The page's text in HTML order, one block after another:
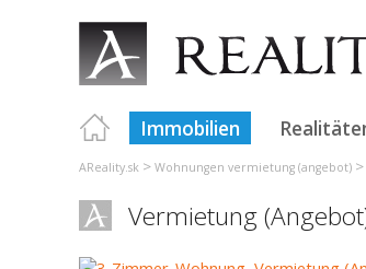
Immobilien
AReality.sk > Wohnungen vermietung (angebot) >
Vermietung